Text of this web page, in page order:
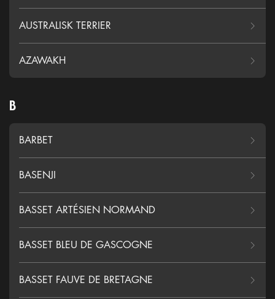
AUSTRALISK TERRIER
AZAWAKH
B
BARBET
BASENJI
BASSET ARTÉSIEN NORMAND
BASSET BLEU DE GASCOGNE
BASSET FAUVE DE BRETAGNE